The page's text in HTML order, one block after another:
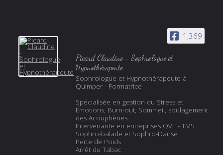
1,369
Picard Claudine - Sophrologue et
Hypnothérapeute
Sophrologue et Hypnothérapeute à
Quimper - Formatrice
Spécialisée en gestion du Stress et
Émotions, Burn-out, Sommeil, soulagement
des Acouphènes.
Intervenante en entreprises QVT - TMS.
Sophro-balade et Sophro-Danse
Perte de Poids
Arrêt du Tabac